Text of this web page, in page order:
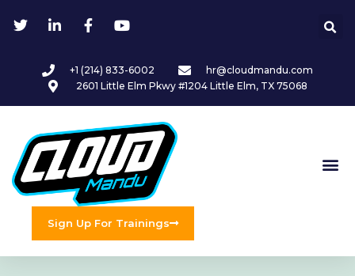
+1 (214) 833-6002
hr@cloudmandu.com
2601 Little Elm Pkwy #1204 Little Elm, TX 75068
Sign Up For Trainings